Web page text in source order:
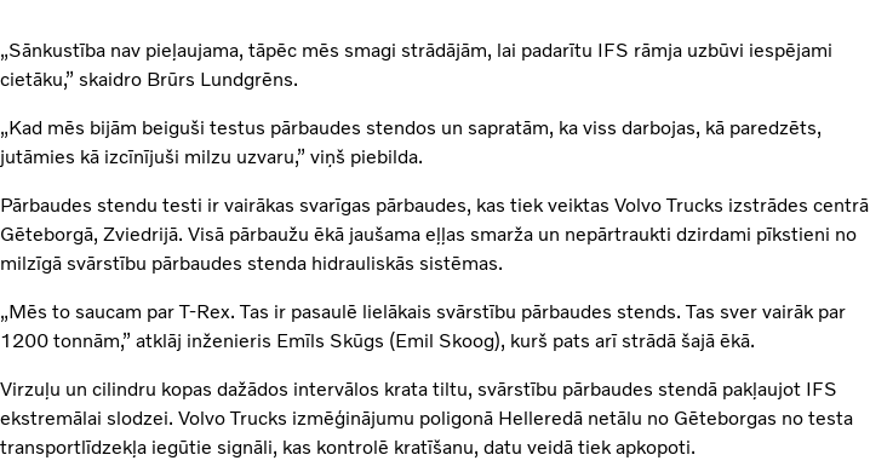
„Sānkustība nav pieļaujama, tāpēc mēs smagi strādājām, lai padarītu IFS rāmja uzbūvi iespējami
cietāku,” skaidro Brūrs Lundgrēns.
„Kad mēs bijām beiguši testus pārbaudes stendos un sapratām, ka viss darbojas, kā paredzēts,
jutāmies kā izcīnījuši milzu uzvaru,” viņš piebilda.
Pārbaudes stendu testi ir vairākas svarīgas pārbaudes, kas tiek veiktas Volvo Trucks izstrādes centrā
Gēteborgā, Zviedrijā. Visā pārbaužu ēkā jaušama eļļas smarža un nepārtraukti dzirdami pīkstieni no
milzīgā svārstību pārbaudes stenda hidrauliskās sistēmas.
„Mēs to saucam par T-Rex. Tas ir pasaulē lielākais svārstību pārbaudes stends. Tas sver vairāk par
1200 tonnām,” atklāj inženieris Emīls Skūgs (Emil Skoog), kurš pats arī strādā šajā ēkā.
Virzuļu un cilindru kopas dažādos intervālos krata tiltu, svārstību pārbaudes stendā pakļaujot IFS
ekstremālai slodzei. Volvo Trucks izmēģinājumu poligonā Helleredā netālu no Gēteborgas no testa
transportlīdzekļa iegūtie signāli, kas kontrolē kratīšanu, datu veidā tiek apkopoti.